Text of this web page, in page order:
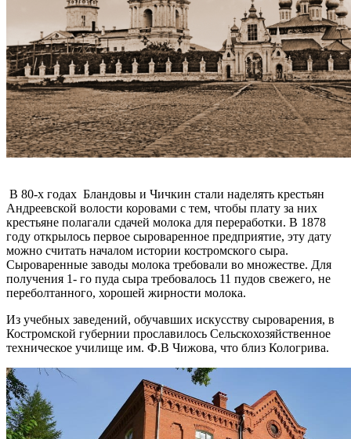
В 80-х годах Бландовы и Чичкин стали наделять крестьян
Андреевской волости коровами с тем, чтобы плату за них
крестьяне полагали сдачей молока для переработки. В 1878
году открылось первое сыроваренное предприятие, эту дату
можно считать началом истории костромского сыра.
Сыроваренные заводы молока требовали во множестве. Для
получения 1- го пуда сыра требовалось 11 пудов свежего, не
переболтанного, хорошей жирности молока.
Из учебных заведений, обучавших искусству сыроварения, в
Костромской губернии прославилось Сельскохозяйственное
техническое училище им. Ф.В Чижова, что близ Кологрива.